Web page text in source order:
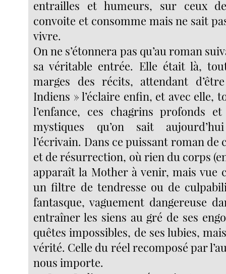
entrailles et humeurs, sur ceux
convoite et consomme mais ne sait
vivre.
On ne s’étonnera pas qu’au roman
sa véritable entrée. Elle était là,
marges des récits, attendant
Indiens » l’éclaire enfin, et avec elle,
l’enfance, ces chagrins profonds
mystiques qu’on sait
l’écrivain. Dans ce puissant roman de
et de résurrection, où rien du corps
apparaît la Mother à venir, mais vue
un filtre de tendresse ou de
fantasque, vaguement dangereuse
entraîner les siens au gré de ses
quêtes impossibles, de ses lubies,
vérité. Celle du réel recomposé par
nous importe.